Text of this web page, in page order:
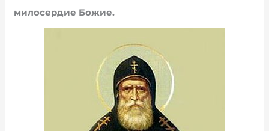
милосердие Божие.